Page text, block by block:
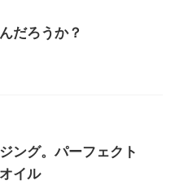
だろうか？
ング。パーフェクト
イル